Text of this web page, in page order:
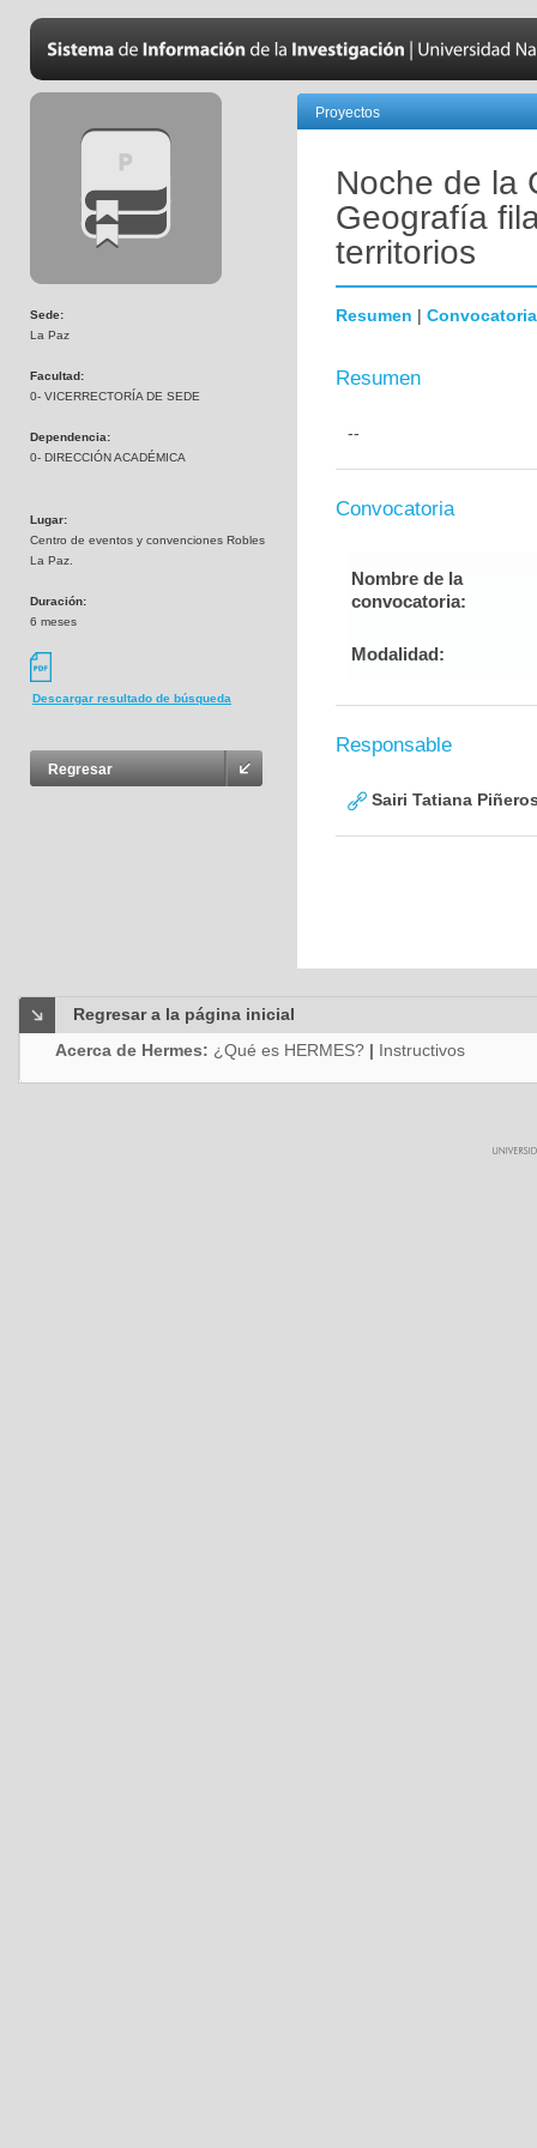
Sede:
La Paz
Facultad:
0- VICERRECTORÍA DE SEDE
Dependencia:
0- DIRECCIÓN ACADÉMICA
Lugar:
Centro de eventos y convenciones Robles
La Paz.
Duración:
6 meses
Descargar resultado de búsqueda
Regresar
Proyectos
Noche de la
Geografía
territorios
Resumen | Convocatoria
Resumen
--
Convocatoria
Nombre de la
convocatoria:
Modalidad:
Responsable
Sairi Tatiana
Regresar a la página inicial
Acerca de Hermes: ¿Qué es HERMES? | Instructivos